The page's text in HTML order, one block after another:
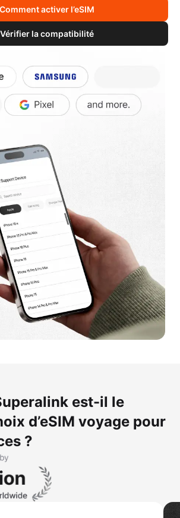
Comment activer l’eSIM
Vérifier la compatibilité
est-il le
d’eSIM voyage pour
?